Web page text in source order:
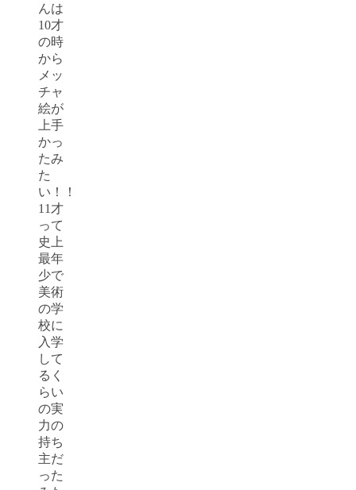
んは
10才
の時
から
メッ
チャ
絵が
上手
かっ
たみ
た
い！！
11才
って
史上
最年
少で
美術
の学
校に
入学
して
るく
らい
の実
力の
持ち
主だ
った